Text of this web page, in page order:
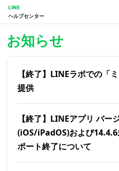
LINE
ヘルプセンター
お知らせ
【終了】LINEラボでの「
提供
【終了】LINEアプリ バー
(iOS/iPadOS)および
ポート終了について